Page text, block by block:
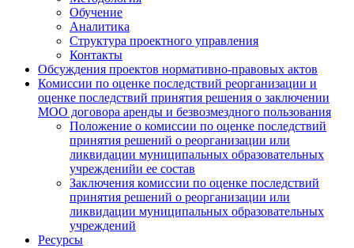
Обучение
Аналитика
Структура проектного управления
Контакты
Обсуждения проектов нормативно-правовых актов
Комиссии по оценке последствий реорганизации и
оценке последствий принятия решения о заключении
МОО договора аренды и безвозмездного пользования
Положение о комиссии по оценке последствий
принятия решений о реорганизации или
ликвидации муниципальных образовательных
учрежденийи ее состав
Заключения комиссии по оценке последствий
принятия решений о реорганизации или
ликвидации муниципальных образовательных
учреждений
Ресурсы